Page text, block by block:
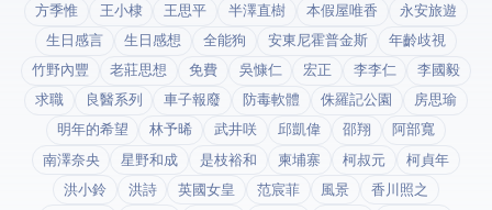
方季惟
王小棣 王思平 半澤直樹 本假屋唯香
永安旅遊
生日感言
生日感想 全能狗 安東尼霍普金斯
年齡歧視
竹野內豐
老莊思想 免費 吳慷仁 宏正 李李仁
李國毅
求職
良醫系列 車子報廢 防毒軟體 侏羅記公園
房思瑜
明年的希望
林予晞 武井咲 邱凱偉 邵翔
阿部寬
南澤奈央
星野和成 是枝裕和 柬埔寨 柯叔元
柯貞年
洪小鈴
洪詩 英國女皇 范宸菲 風景
香川照之